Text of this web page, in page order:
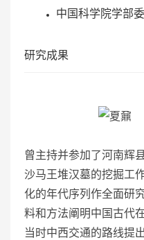
中国科学院学部
研究成果
曾主持并参加了河南辉
沙马王堆汉墓的挖掘工
化的年代序列作全面研
料和方法阐明中国古代
当时中西交通的路线提出